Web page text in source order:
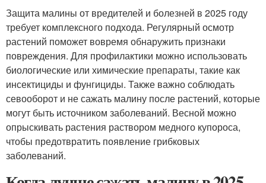
Защита малины от вредителей и болезней в 2025 году
требует комплексного подхода. Регулярный осмотр
растений поможет вовремя обнаружить признаки
повреждения. Для профилактики можно использовать
биологические или химические препараты, такие как
инсектициды и фунгициды. Также важно соблюдать
севооборот и не сажать малину после растений, которые
могут быть источником заболеваний. Весной можно
опрыскивать растения раствором медного купороса,
чтобы предотвратить появление грибковых
заболеваний.